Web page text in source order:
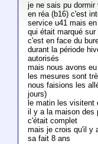
je ne sais pu
en réa (b16) c'est
service u41 mais
qui était marqué sur
c'est en face du
durant la période
autorisés
mais nous avons
les mesures sont
nous faisions les
jours)
le matin les visitent
il y a la maison des
c'était complet
mais je crois qu'il y
sa fait 8 ans